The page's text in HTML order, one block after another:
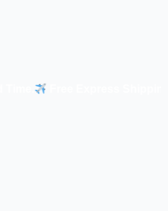
Free Express Shipping |